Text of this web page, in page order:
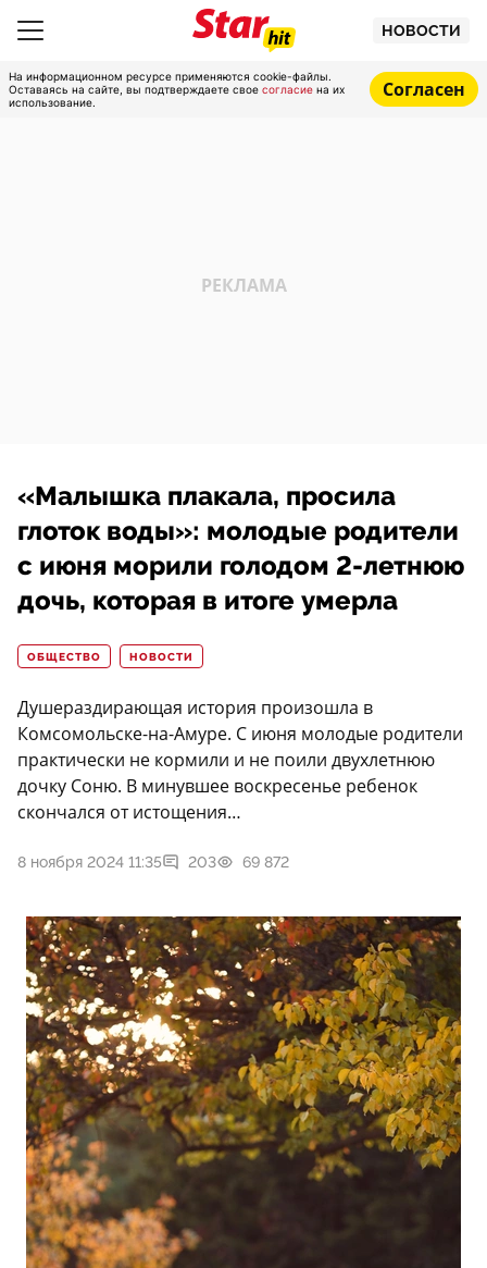
НОВОСТИ
На информационном ресурсе применяются cookie-файлы.
Оставаясь на сайте, вы подтверждаете свое согласие на их
использование.
Согласен
«Малышка плакала, просила
глоток воды»: молодые родители
с июня морили голодом 2-летнюю
дочь, которая в итоге умерла
ОБЩЕСТВО НОВОСТИ
Душераздирающая история произошла в
Комсомольске-на-Амуре. С июня молодые родители
практически не кормили и не поили двухлетнюю
дочку Соню. В минувшее воскресенье ребенок
скончался от истощения…
8 ноября 2024 11:35 203 69 872